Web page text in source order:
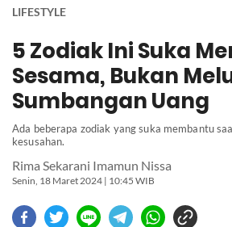
LIFESTYLE
5 Zodiak Ini Suka
Sesama, Bukan
Sumbangan Uang
Ada beberapa zodiak yang suka membantu
kesusahan.
Rima Sekarani Imamun Nissa
Senin, 18 Maret 2024 | 10:45 WIB